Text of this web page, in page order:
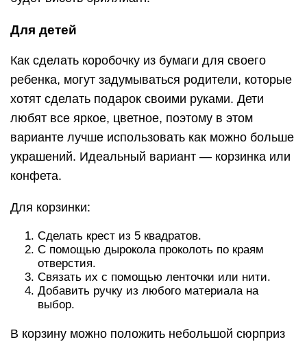
Для детей
Как сделать коробочку из бумаги для своего
ребенка, могут задумываться родители, которые
хотят сделать подарок своими руками. Дети
любят все яркое, цветное, поэтому в этом
варианте лучше использовать как можно больше
украшений. Идеальный вариант — корзинка или
конфета.
Для корзинки:
Сделать крест из 5 квадратов.
С помощью дырокола проколоть по краям
отверстия.
Связать их с помощью ленточки или нити.
Добавить ручку из любого материала на
выбор.
В корзину можно положить небольшой сюрприз